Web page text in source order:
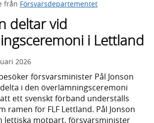
från Försvarsdepartementet
deltar vid
i Lettland
2026
försvarsminister Pål Jonson
i den överlämningsceremoni
ett svenskt förband underställs
ramen för FLF Lettland. Pål Jonson
lettiska motpart, försvarsminister